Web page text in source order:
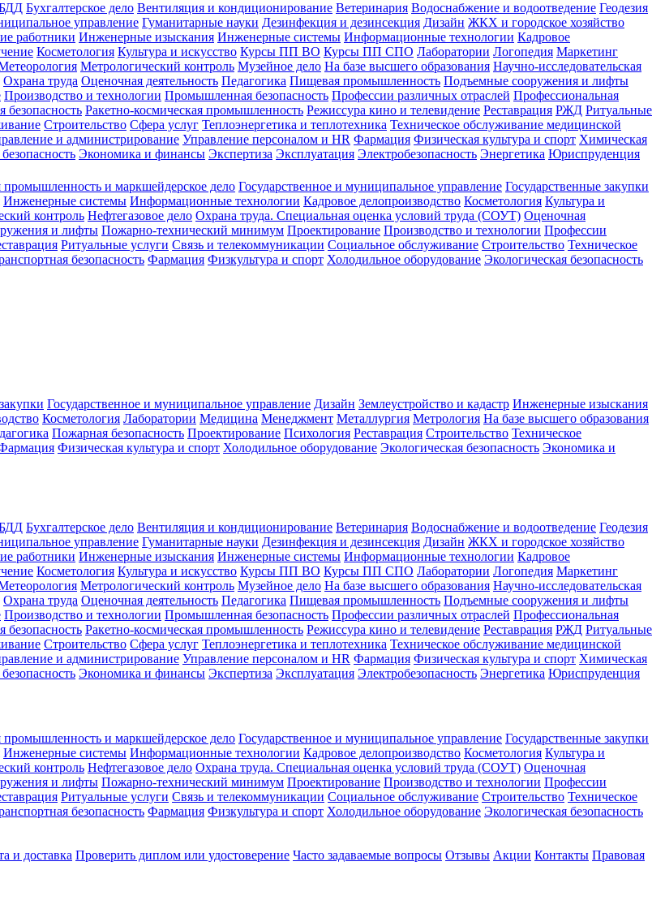
Бухгалтерское дело Вентиляция и кондиционирование Ветеринария Водоснабжение и водоотведение Геодезия
управление Гуманитарные науки Дезинфекция и дезинсекция Дизайн ЖКХ и городское хозяйство
работники Инженерные изыскания Инженерные системы Информационные технологии Кадровое
Косметология Культура и искусство Курсы ПП ВО Курсы ПП СПО Лаборатории Логопедия Маркетинг
Метрологический контроль Музейное дело На базе высшего образования Научно-исследовательская
Охрана труда Оценочная деятельность Педагогика Пищевая промышленность Подъемные сооружения и лифты
Производство и технологии Промышленная безопасность Профессии различных отраслей Профессиональная
безопасность Ракетно-космическая промышленность Режиссура кино и телевидение Реставрация РЖД Ритуальные
Строительство Сфера услуг Теплоэнергетика и теплотехника Техническое обслуживание медицинской
и администрирование Управление персоналом и HR Фармация Физическая культура и спорт Химическая
Экономика и финансы Экспертиза Эксплуатация Электробезопасность Энергетика Юриспруденция
промышленность и маркшейдерское дело Государственное и муниципальное управление Государственные закупки
Инженерные системы Информационные технологии Кадровое делопроизводство Косметология Культура и
контроль Нефтегазовое дело Охрана труда. Специальная оценка условий труда (СОУТ) Оценочная
и лифты Пожарно-технический минимум Проектирование Производство и технологии Профессии
Ритуальные услуги Связь и телекоммуникации Социальное обслуживание Строительство Техническое
безопасность Фармация Физкультура и спорт Холодильное оборудование Экологическая безопасность
Государственное и муниципальное управление Дизайн Землеустройство и кадастр Инженерные изыскания
Косметология Лаборатории Медицина Менеджмент Металлургия Метрология На базе высшего образования
Пожарная безопасность Проектирование Психология Реставрация Строительство Техническое
Физическая культура и спорт Холодильное оборудование Экологическая безопасность Экономика и
Бухгалтерское дело Вентиляция и кондиционирование Ветеринария Водоснабжение и водоотведение Геодезия
управление Гуманитарные науки Дезинфекция и дезинсекция Дизайн ЖКХ и городское хозяйство
работники Инженерные изыскания Инженерные системы Информационные технологии Кадровое
Косметология Культура и искусство Курсы ПП ВО Курсы ПП СПО Лаборатории Логопедия Маркетинг
Метрологический контроль Музейное дело На базе высшего образования Научно-исследовательская
Охрана труда Оценочная деятельность Педагогика Пищевая промышленность Подъемные сооружения и лифты
Производство и технологии Промышленная безопасность Профессии различных отраслей Профессиональная
безопасность Ракетно-космическая промышленность Режиссура кино и телевидение Реставрация РЖД Ритуальные
Строительство Сфера услуг Теплоэнергетика и теплотехника Техническое обслуживание медицинской
и администрирование Управление персоналом и HR Фармация Физическая культура и спорт Химическая
Экономика и финансы Экспертиза Эксплуатация Электробезопасность Энергетика Юриспруденция
промышленность и маркшейдерское дело Государственное и муниципальное управление Государственные закупки
Инженерные системы Информационные технологии Кадровое делопроизводство Косметология Культура и
контроль Нефтегазовое дело Охрана труда. Специальная оценка условий труда (СОУТ) Оценочная
и лифты Пожарно-технический минимум Проектирование Производство и технологии Профессии
Ритуальные услуги Связь и телекоммуникации Социальное обслуживание Строительство Техническое
безопасность Фармация Физкультура и спорт Холодильное оборудование Экологическая безопасность
и доставка Проверить диплом или удостоверение Часто задаваемые вопросы Отзывы Акции Контакты Правовая